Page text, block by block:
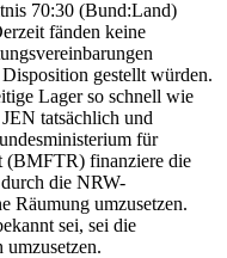
70:30 (Bund:Land)
fänden keine
gestellt würden.
Lager so schnell wie
tatsächlich und
für
(BMFTR) finanziere die
die NRW-
Räumung umzusetzen.
sei, sei die
umzusetzen.